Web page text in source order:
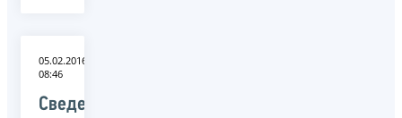
05.02.2016
08:46
Сведения